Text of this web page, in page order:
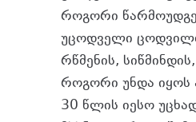
როგორი
უცოდველი
რწმენის,
როგორი უნდა იყოს
30 წლის იესო